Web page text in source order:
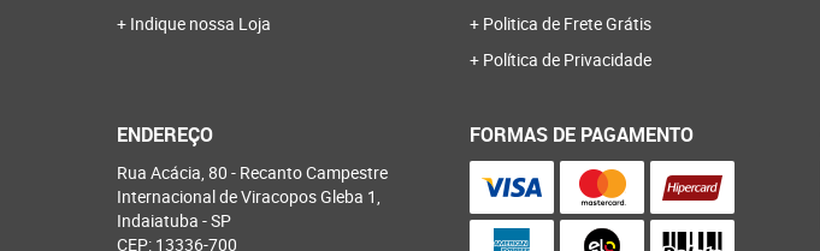
Indique nossa Loja
Politica de Frete Grátis
Política de Privacidade
ENDEREÇO
Rua Acácia, 80 - Recanto Campestre
Internacional de Viracopos Gleba 1,
Indaiatuba -SP
CEP: 13336-700
FORMAS DE PAGAMENTO